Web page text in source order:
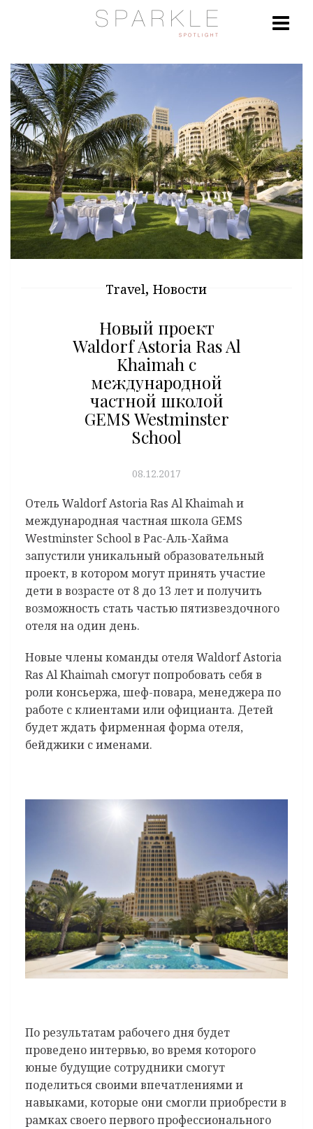
Travel, Новости
Новый проект
Waldorf Astoria Ras Al
Khaimah с
международной
частной школой
GEMS Westminster
School
08.12.2017
Отель Waldorf Astoria Ras Al Khaimah и
международная частная школа GEMS
Westminster School в Рас-Аль-Хайма
запустили уникальный образовательный
проект, в котором могут принять участие
дети в возрасте от 8 до 13 лет и получить
возможность стать частью пятизвездочного
отеля на один день.
Новые члены команды отеля Waldorf Astoria
Ras Al Khaimah смогут попробовать себя в
роли консьержа, шеф-повара, менеджера по
работе с клиентами или официанта. Детей
будет ждать фирменная форма отеля,
бейджики с именами.
По результатам рабочего дня будет
проведено интервью, во время которого
юные будущие сотрудники смогут
поделиться своими впечатлениями и
навыками, которые они смогли приобрести в
рамках своего первого профессионального